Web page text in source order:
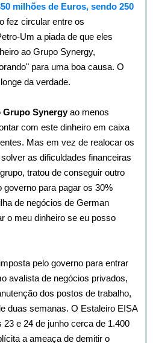
milhões de Euros, sendo 250
fez circular entre os
Um a piada de que eles
ao Grupo Synergy,
para uma boa causa. O
da verdade.
Grupo Synergyao menos
com este dinheiro em caixa
Mas em vez de realocar os
as dificuldades financeiras
tratou de conseguir outro
para pagar os 30%
de negócios de German
o meu dinheiro se eu posso
pelo governo para entrar
avalista de negócios privados,
dos postos de trabalho,
duas semanas. O Estaleiro EISA
e 24 de junho cerca de 1.400
a ameaça de demitir o